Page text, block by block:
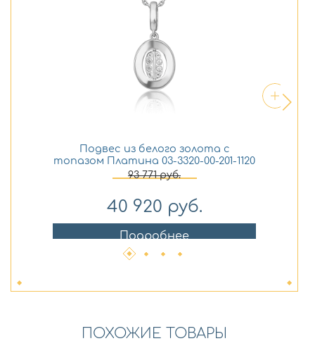
Подвес из белого золота с
топазом Платина 03-3320-00-201-1120
93 771руб.
40 920 руб.
Подробнее
ПОХОЖИЕ ТОВАРЫ